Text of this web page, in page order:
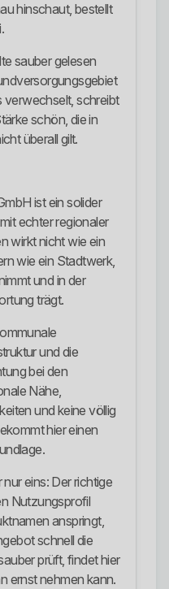
hinschaut, bestellt
sauber gelesen
verwechselt, schreibt
schön, die in
überall gilt.
ist ein solider
echter regionaler
wirkt nicht wie ein
wie ein Stadtwerk,
und in der
trägt.
und die
bei den
Nähe,
und keine völlig
hier einen
eins: Der richtige
Nutzungsprofil
anspringt,
schnell die
prüft, findet hier
ernst nehmen kann.